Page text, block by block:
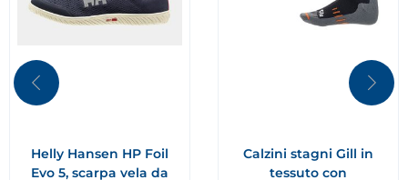
Helly Hansen HP Foil
Evo 5, scarpa vela da
Calzini stagni Gill in
tessuto con